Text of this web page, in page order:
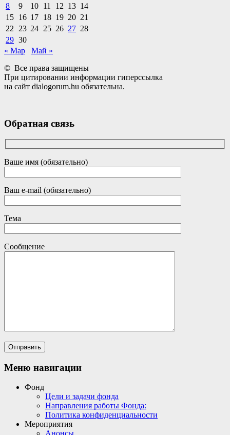
8
9 10 11 12 13 14
15 16 17 18 19 20 21
22
23 24 25 26 27 28
29 30
« Мар
Май »
© Все права защищены
При цитировании информации гиперссылка
на сайт dialogorum.hu обязательна.
Обратная связь
Ваше имя (обязательно)
Ваш e-mail (обязательно)
Тема
Сообщение
Меню навигации
Фонд
Цели и задачи фонда
Направления работы Фонда:
Политика конфиденциальности
Мероприятия